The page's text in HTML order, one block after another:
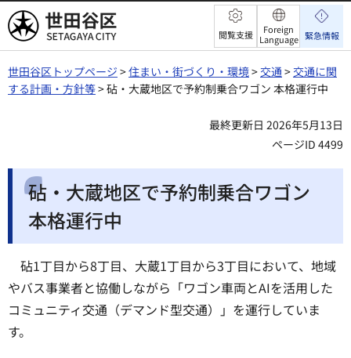
世田谷区 閲覧支援
Foreign
Language 緊急情報
世田谷区トップページ >住まい・街づくり・環境>交通>交通に関
する計画・方針等> 砧・大蔵地区で予約制乗合ワゴン 本格運行中
最終更新日 2026年5月13日
ページID 4499
砧・大蔵地区で予約制乗合ワゴン
本格運行中
砧1丁目から8丁目、大蔵1丁目から3丁目において、地域
やバス事業者と協働しながら「ワゴン車両とAIを活用した
コミュニティ交通（デマンド型交通）」を運行していま
す。